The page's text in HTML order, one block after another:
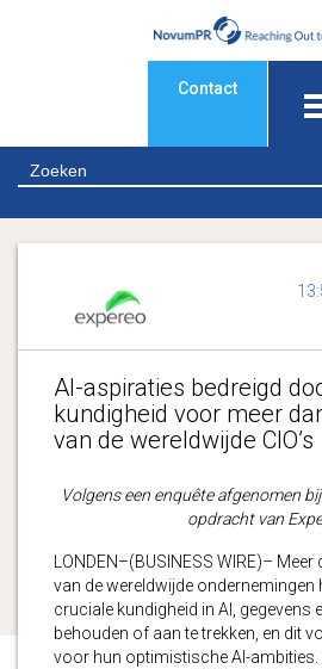
Contact
AI-aspiraties bedreigd
kundigheid voor meer
van de wereldwijde CIO’s
Volgens een enquête afgenomen
opdracht van
LONDEN–(BUSINESS WIRE)– Meer
van de wereldwijde ondernemingen
cruciale kundigheid in AI, gegevens
behouden of aan te trekken, en dit
voor hun optimistische AI-ambities.